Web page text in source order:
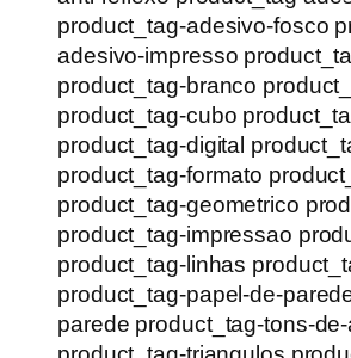
product_tag-adesivo-fosco
adesivo-impresso
product_tag-branco
product_tag-cubo
product_tag-digital
product_tag-formato
product_tag-geometrico
product_tag-impressao
product_tag-linhas
product_tag-papel-de-
parede product_tag-tons-